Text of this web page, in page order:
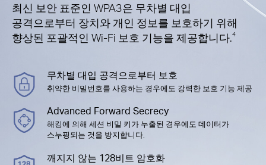
최신 보안 표준인 WPA3은 무차별 대입
공격으로부터 장치와 개인 정보를 보호하기 위해
향상된 포괄적인 Wi-Fi 보호 기능을 제공합니다.4
무차별 대입 공격으로부터 보호
취약한 비밀번호를 사용하는 경우에도 강력한 보호 기능 제공
Advanced Forward Secrecy
해킹에 의해 세션 비밀 키가 누출된 경우에도 데이터가
스누핑되는 것을 방지합니다.
깨지지 않는 128비트 암호화